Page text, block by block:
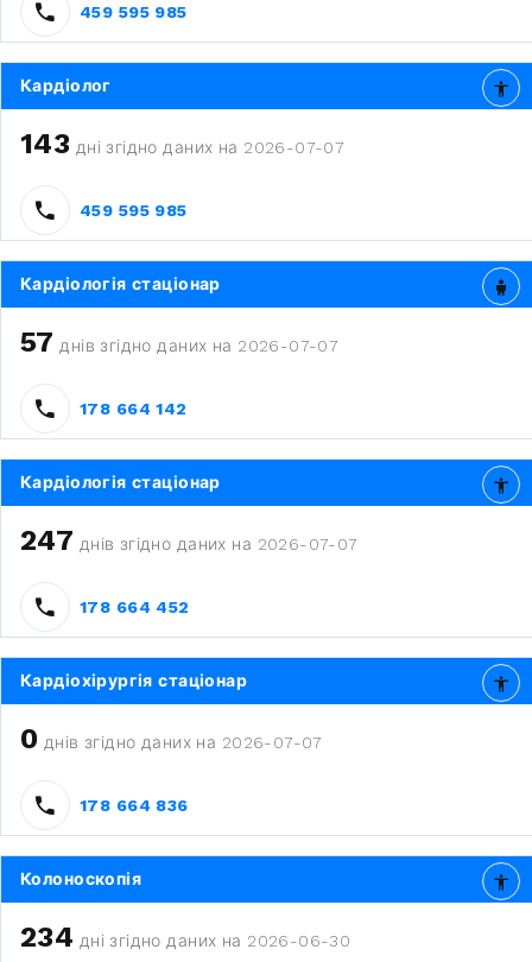
459 595 985
Кардіолог
143 дні згідно даних на 2026-07-07
459 595 985
Кардіологія стаціонар
57 днів згідно даних на 2026-07-07
178 664 142
Кардіологія стаціонар
247 днів згідно даних на 2026-07-07
178 664 452
Кардіохірургія стаціонар
0 днів згідно даних на 2026-07-07
178 664 836
Колоноскопія
234 дні згідно даних на 2026-06-30